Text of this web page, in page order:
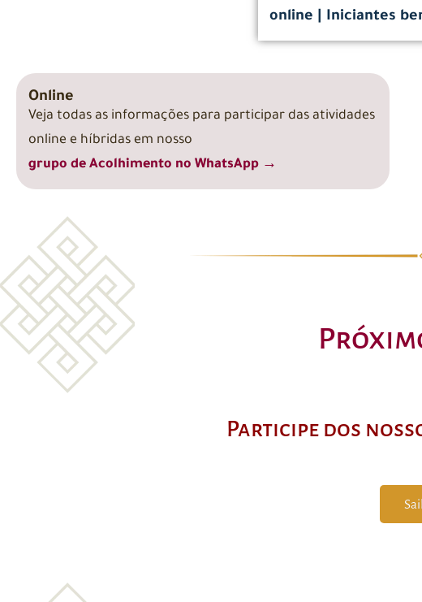
online |
Iniciantes
Online
Veja todas as informações para participar das atividades
online e híbridas em nosso
grupo de Acolhimento no WhatsApp →
Participe dos